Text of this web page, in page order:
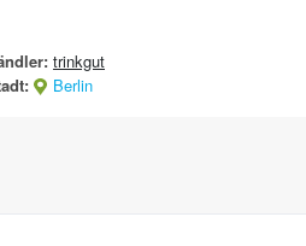
trinkgut
Berlin